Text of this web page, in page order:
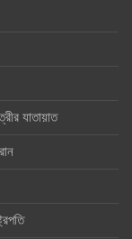
যাতায়াত